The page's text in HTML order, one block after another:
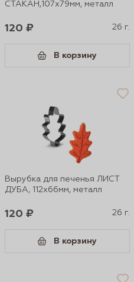
СТАКАН,107х79мм, металл
120 ₽ 26 г.
В корзину
Вырубка для печенья ЛИСТ
ДУБА, 112х66мм, металл
120 ₽ 26 г.
В корзину